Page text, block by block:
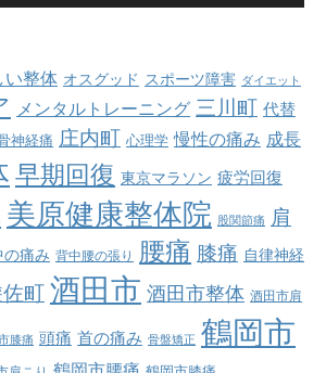
い整体 オスグッド スポーツ障害 ダイエット
メンタルトレーニング 三川町 代替
神経痛 庄内町 心理学 慢性の痛み 成長
早期回復 東京マラソン 疲労回復
美原健康整体院 股関節痛 肩
の痛み 背中腰の張り 腰痛 膝痛 自律神経
町 酒田市 酒田市整体 酒田市肩
膝痛 頭痛 首の痛み 骨盤矯正 鶴岡市